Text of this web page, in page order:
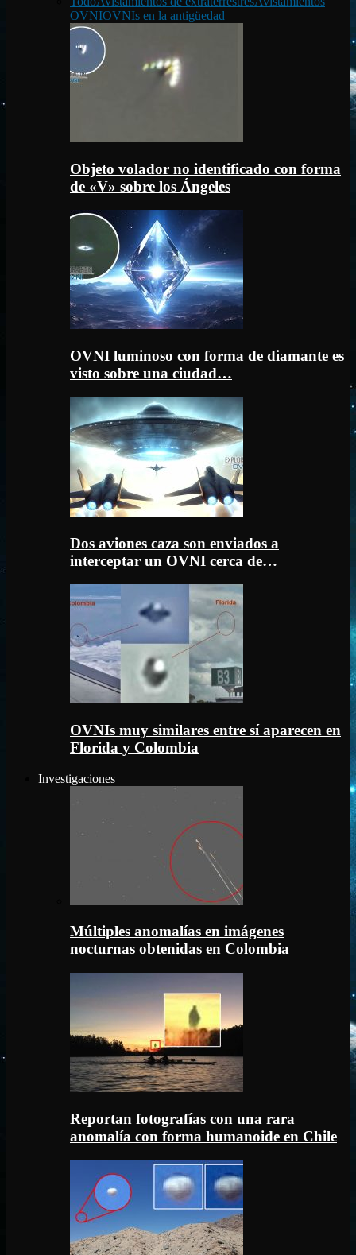
OVNIOVNIs en la antigüedad
Objeto volador no identificado con forma
de «V» sobre los Ángeles
OVNI luminoso con forma de diamante es
visto sobre una ciudad…
Dos aviones caza son enviados a
interceptar un OVNI cerca de…
OVNIs muy similares entre sí aparecen en
Florida y Colombia
Investigaciones
Múltiples anomalías en imágenes
nocturnas obtenidas en Colombia
Reportan fotografías con una rara
anomalía con forma humanoide en Chile